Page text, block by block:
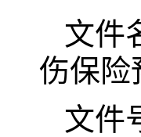
文件
伤保险
文件